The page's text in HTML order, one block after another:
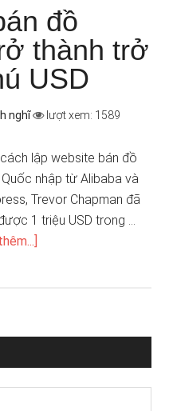
đồ
thành trở
USD
nghĩ lượt xem: 1589
lập website bán đồ
Quốc nhập từ Alibaba và
Trevor Chapman đã
1 triệu USD trong …